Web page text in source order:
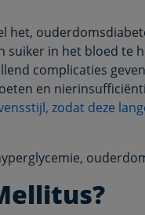
het,
suiker in het bloed te
complicaties
en
zodat deze